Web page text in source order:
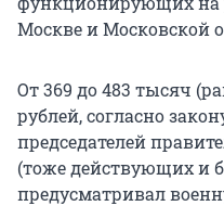
Москве и Московской
От 369 до 483 тысяч
рублей, согласно
председателей
(тоже действующих и
предусматривал